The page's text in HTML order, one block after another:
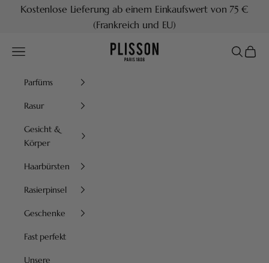
Zum Inhalt springen
Kostenlose Lieferung ab einem Einkaufswert von 75 €
(Frankreich und EU)
Plisson 1808
Menü Suchen
Parfüms
Rasur
Gesicht &
Körper
Haarbürsten
Rasierpinsel
Geschenke
Fast perfekt
Unsere